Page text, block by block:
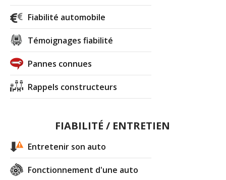
Fiabilité automobile
Témoignages fiabilité
Pannes connues
Rappels constructeurs
FIABILITÉ / ENTRETIEN
Entretenir son auto
Fonctionnement d'une auto